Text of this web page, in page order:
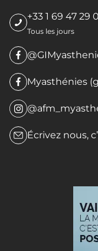
+33 1 69 47 29
Tous les jours
Myasthénies
Écrivez nous,